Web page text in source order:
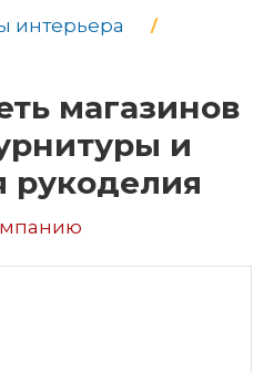
интерьера
магазинов
и
рукоделия